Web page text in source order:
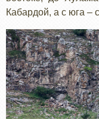
Кабардой, а с юга –